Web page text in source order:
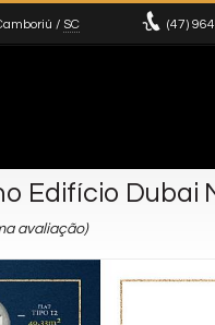
/ SC (47)
Edifício Dubai
avaliação)